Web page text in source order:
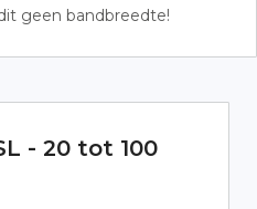
geen bandbreedte!
- 20 tot 100